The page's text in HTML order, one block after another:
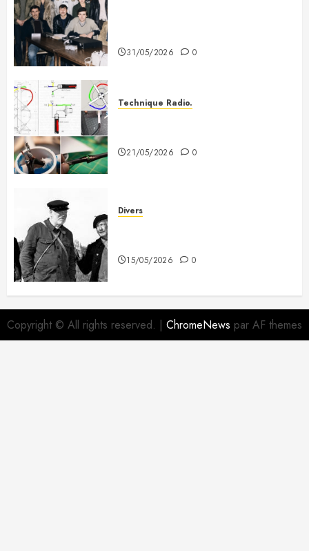
31/05/2026 0
Technique Radio.
21/05/2026 0
Divers
15/05/2026 0
Copyright © All rights reserved. | ChromeNews par AF themes